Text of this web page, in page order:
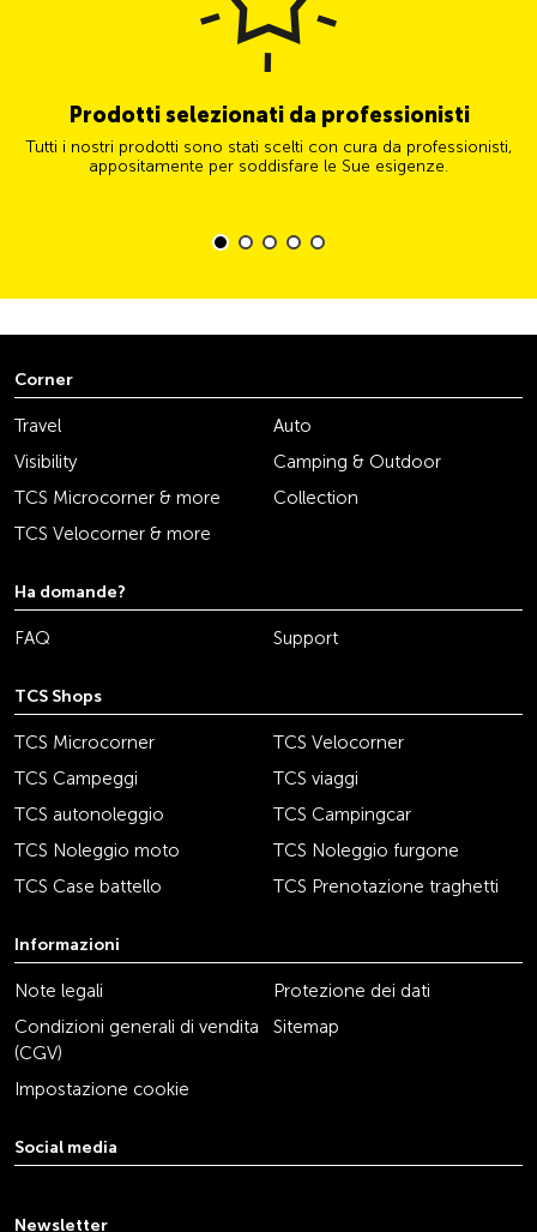
Prodotti selezionati da professionisti
Tutti i nostri prodotti sono stati scelti con cura da professionisti,
appositamente per soddisfare le Sue esigenze.
Corner
Travel
Auto
Visibility
Camping & Outdoor
TCS Microcorner & more
Collection
TCS Velocorner & more
Ha domande?
FAQ Support
TCS Shops
TCS Microcorner
TCS Velocorner
TCS Campeggi
TCS viaggi
TCS autonoleggio
TCS Campingcar
TCS Noleggio moto
TCS Noleggio furgone
TCS Case battello
TCS Prenotazione traghetti
Informazioni
Note legali
Protezione dei dati
Condizioni generali di vendita
(CGV)
Sitemap
Impostazione cookie
Social media
Newsletter